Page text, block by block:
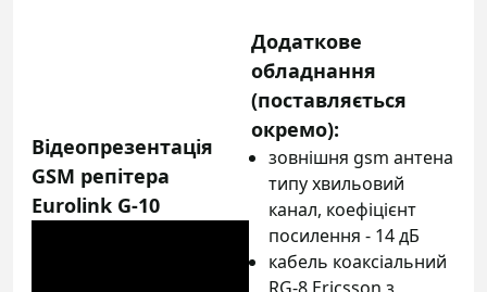
Відеопрезентація
GSM репітера
Eurolink G-10
Додаткове
обладнання
(поставляється
окремо):
зовнішня gsm антена
типу хвильовий
канал, коефіцієнт
посилення - 14 дБ
кабель коаксіальний